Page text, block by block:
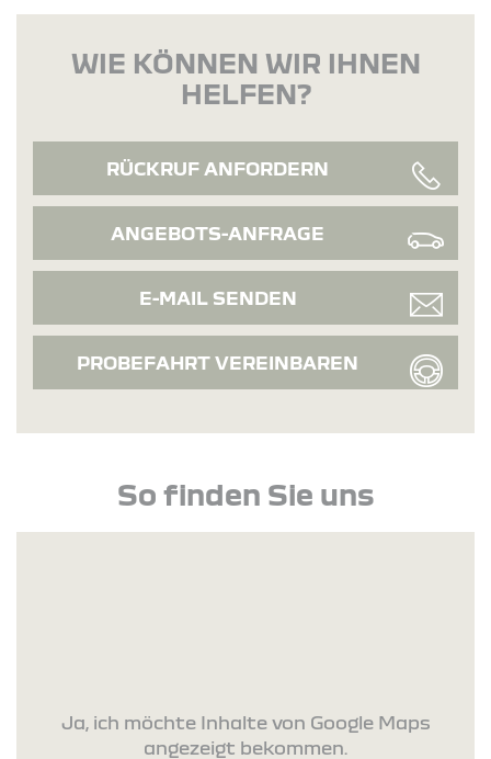
WIE KÖNNEN WIR IHNEN
HELFEN?
RÜCKRUF ANFORDERN
ANGEBOTS-ANFRAGE
E-MAIL SENDEN
PROBEFAHRT VEREINBAREN
So finden Sie uns
Ja, ich möchte Inhalte von Google Maps
angezeigt bekommen.